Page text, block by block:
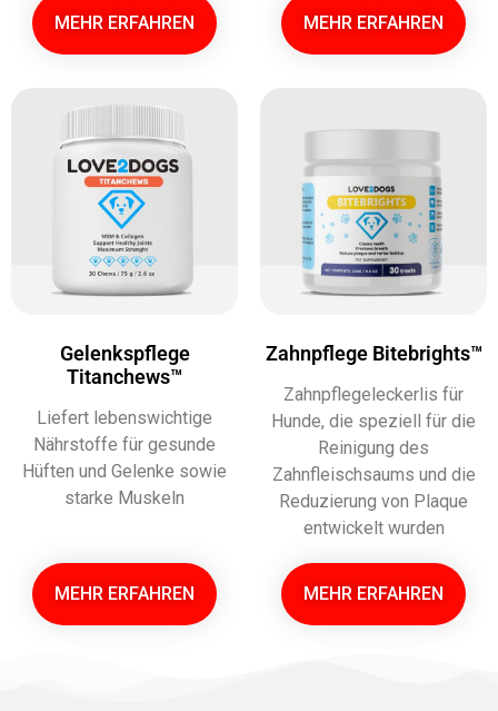
MEHR ERFAHREN MEHR ERFAHREN
Gelenkspflege
Titanchews™
Liefert lebenswichtige
Nährstoffe für gesunde
Hüften und Gelenke sowie
starke Muskeln
MEHR ERFAHREN
Zahnpflege Bitebrights™
Zahnpflegeleckerlis für
Hunde, die speziell für die
Reinigung des
Zahnfleischsaums und die
Reduzierung von Plaque
entwickelt wurden
MEHR ERFAHREN